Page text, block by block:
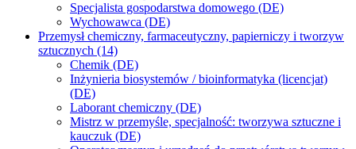
Specjalista gospodarstwa domowego (DE)
Wychowawca (DE)
Przemysł chemiczny, farmaceutyczny, papierniczy i tworzyw
sztucznych (14)
Chemik (DE)
Inżynieria biosystemów / bioinformatyka (licencjat)
(DE)
Laborant chemiczny (DE)
Mistrz w przemyśle, specjalność: tworzywa sztuczne i
kauczuk (DE)